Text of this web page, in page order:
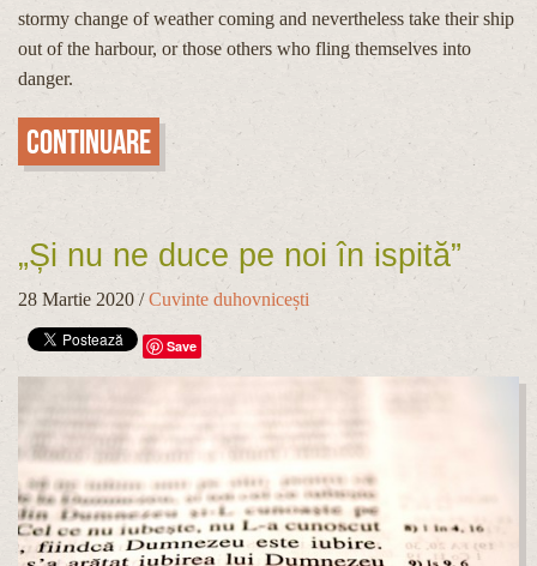
stormy change of weather coming and nevertheless take their ship
out of the harbour, or those others who fling themselves into
danger.
Continuare
„Și nu ne duce pe noi în ispită”
28 Martie 2020/Cuvinte duhovnicești
Save